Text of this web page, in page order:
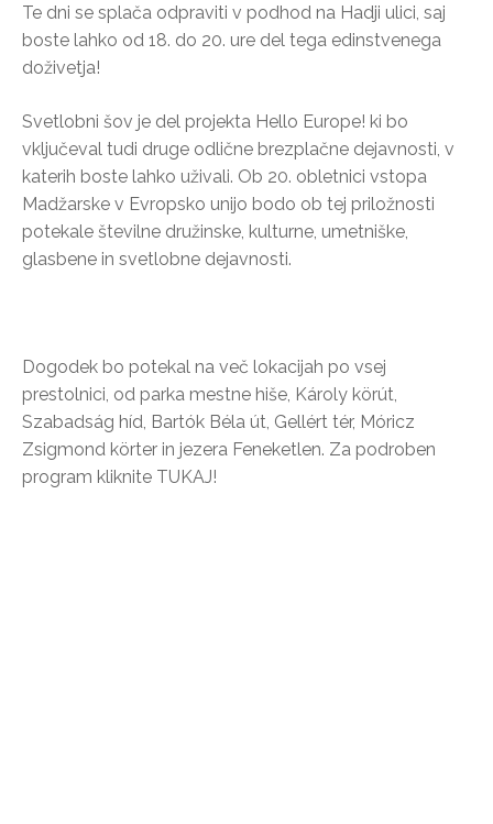
Te dni se splača odpraviti v podhod na Hadji ulici, saj
boste lahko od 18. do 20. ure del tega edinstvenega
doživetja!
Svetlobni šov je del projekta Hello Europe! ki bo
vključeval tudi druge odlične brezplačne dejavnosti, v
katerih boste lahko uživali. Ob 20. obletnici vstopa
Madžarske v Evropsko unijo bodo ob tej priložnosti
potekale številne družinske, kulturne, umetniške,
glasbene in svetlobne dejavnosti.
Dogodek bo potekal na več lokacijah po vsej
prestolnici, od parka mestne hiše, Károly körút,
Szabadság híd, Bartók Béla út, Gellért tér, Móricz
Zsigmond körter in jezera Feneketlen. Za podroben
program kliknite TUKAJ!